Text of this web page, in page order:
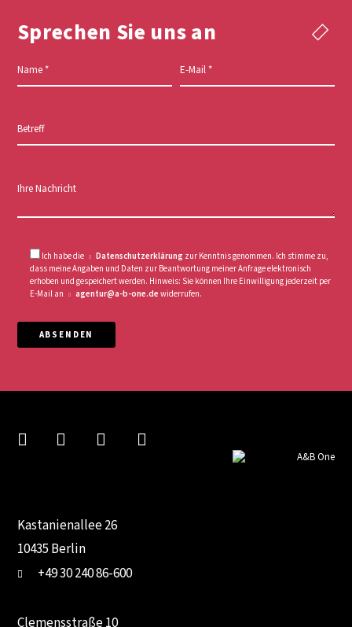
Sprechen Sie uns an
Name * E-Mail *
Betreff
Ihre Nachricht
Ich habe die Datenschutzerklärung zur Kenntnis genommen. Ich stimme zu,
dass meine Angaben und Daten zur Beantwortung meiner Anfrage elektronisch
erhoben und gespeichert werden. Hinweis: Sie können Ihre Einwilligung jederzeit per
E-Mail an
agentur@a-b-one.de widerrufen.
ABSENDEN
Kastanienallee 26
10435 Berlin
+49 30 240 86-600
Clemensstraße 10